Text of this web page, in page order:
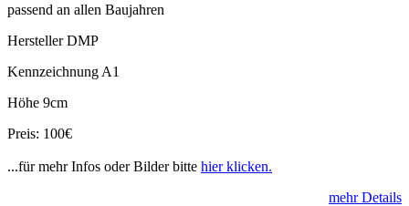
passend an allen Baujahren
Hersteller DMP
Kennzeichnung A1
Höhe 9cm
Preis: 100€
...für mehr Infos oder Bilder bitte hier klicken.
mehr Details